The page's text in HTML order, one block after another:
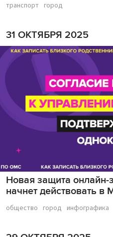
транспорт город
31 ОКТЯБРЯ 2025
Новая защита онлайн-
начнет действовать в
общество город инфографика